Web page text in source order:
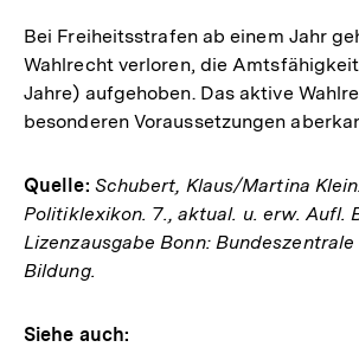
Bei Freiheitsstrafen ab einem Jahr
Wahlrecht verloren, die
Jahre) aufgehoben. Das aktive
besonderen Voraussetzungen
Quelle: Schubert, Klaus/Martina
Politiklexikon. 7., aktual. u. erw. Aufl.
Lizenzausgabe Bonn:
Bildung.
Siehe auch: